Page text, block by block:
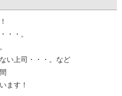
・・。
い上司・・・。など
ます！